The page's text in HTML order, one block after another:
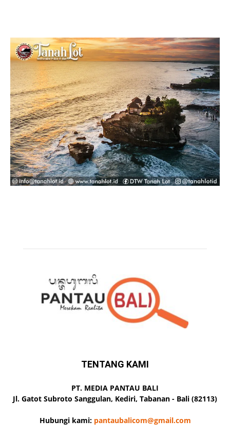
TENTANG KAMI
PT. MEDIA PANTAU BALI
Jl. Gatot Subroto Sanggulan, Kediri, Tabanan - Bali (82113)
Hubungi kami: pantaubalicom@gmail.com